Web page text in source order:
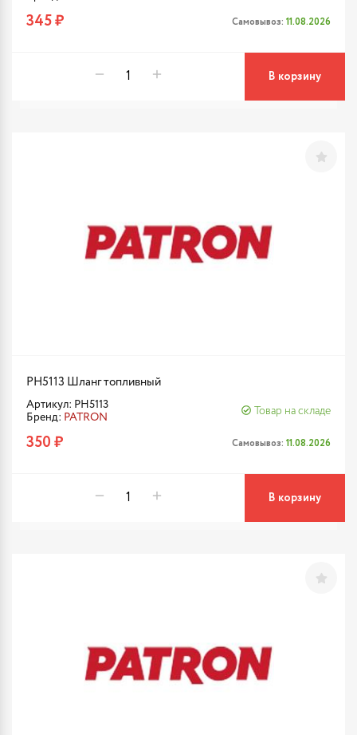
345 ₽ Самовывоз: 11.08.2026
В корзину
PH5113 Шланг топливный
Артикул: PH5113
Бренд: PATRON
Товар на складе
350 ₽ Самовывоз: 11.08.2026
В корзину